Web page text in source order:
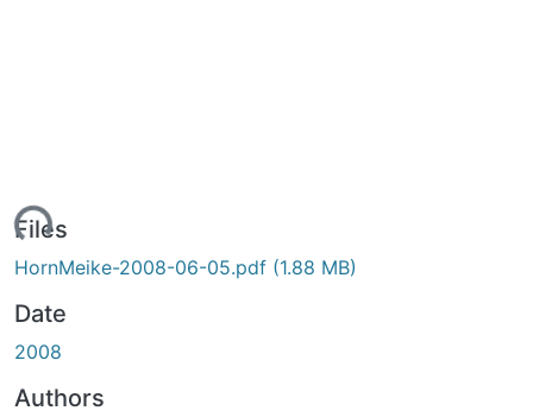
Files
HornMeike-2008-06-05.pdf (1.88 MB)
Date
2008
Authors